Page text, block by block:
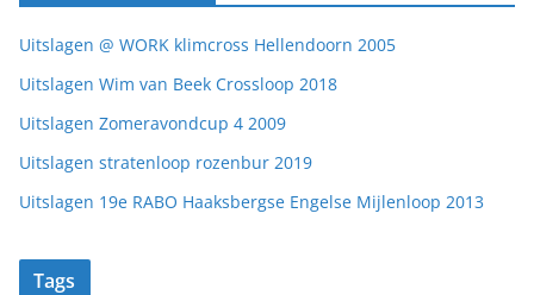
Uitslagen @ WORK klimcross Hellendoorn 2005
Uitslagen Wim van Beek Crossloop 2018
Uitslagen Zomeravondcup 4 2009
Uitslagen stratenloop rozenbur 2019
Uitslagen 19e RABO Haaksbergse Engelse Mijlenloop 2013
Tags